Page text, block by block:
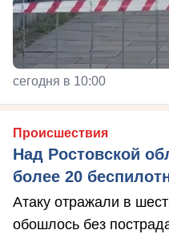
сегодня в 10:00
Происшествия
Над Ростовской
более 20
Атаку отражали в
обошлось без